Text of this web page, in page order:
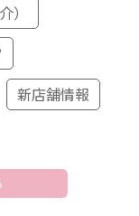
）
新店舗情報